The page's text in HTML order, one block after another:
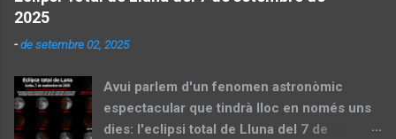
2025
-de setembre 02, 2025
Avui parlem d'un fenomen astronòmic
espectacular que tindrà lloc en només uns
dies: l'eclipsi total de Lluna del 7 de